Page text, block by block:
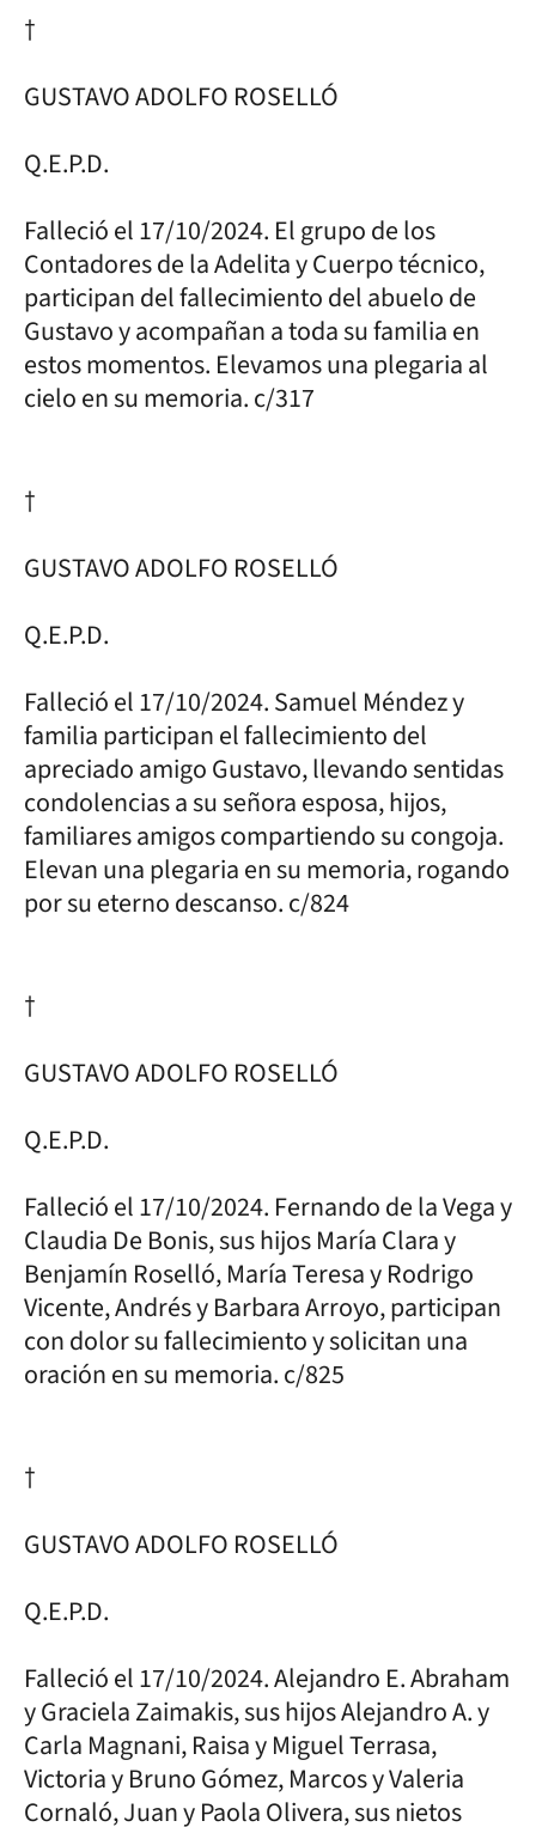
†
GUSTAVO ADOLFO ROSELLÓ
Q.E.P.D.
Falleció el 17/10/2024. El grupo de los
Contadores de la Adelita y Cuerpo técnico,
participan del fallecimiento del abuelo de
Gustavo y acompañan a toda su familia en
estos momentos. Elevamos una plegaria al
cielo en su memoria. c/317
†
GUSTAVO ADOLFO ROSELLÓ
Q.E.P.D.
Falleció el 17/10/2024. Samuel Méndez y
familia participan el fallecimiento del
apreciado amigo Gustavo, llevando sentidas
condolencias a su señora esposa, hijos,
familiares amigos compartiendo su congoja.
Elevan una plegaria en su memoria, rogando
por su eterno descanso. c/824
†
GUSTAVO ADOLFO ROSELLÓ
Q.E.P.D.
Falleció el 17/10/2024. Fernando de la Vega y
Claudia De Bonis, sus hijos María Clara y
Benjamín Roselló, María Teresa y Rodrigo
Vicente, Andrés y Barbara Arroyo, participan
con dolor su fallecimiento y solicitan una
oración en su memoria. c/825
†
GUSTAVO ADOLFO ROSELLÓ
Q.E.P.D.
Falleció el 17/10/2024. Alejandro E. Abraham
y Graciela Zaimakis, sus hijos Alejandro A. y
Carla Magnani, Raisa y Miguel Terrasa,
Victoria y Bruno Gómez, Marcos y Valeria
Cornaló, Juan y Paola Olivera, sus nietos